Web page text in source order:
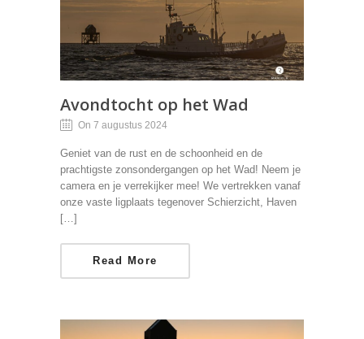
Avondtocht op het Wad
On 7 augustus 2024
Geniet van de rust en de schoonheid en de
prachtigste zonsondergangen op het Wad! Neem je
camera en je verrekijker mee! We vertrekken vanaf
onze vaste ligplaats tegenover Schierzicht, Haven
[…]
Read More